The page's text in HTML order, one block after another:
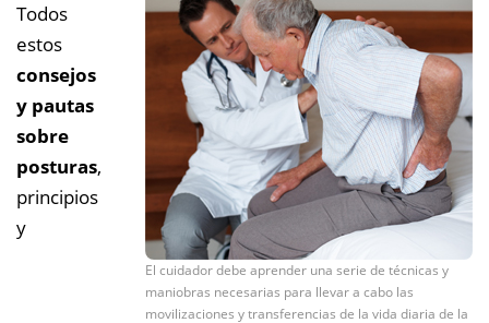
El cuidador debe aprender una serie de técnicas y
maniobras necesarias para llevar a cabo las
movilizaciones y transferencias de la vida diaria de la
Todos
estos
consejos
y pautas
sobre
posturas,
principios
y